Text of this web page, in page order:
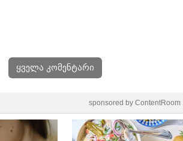
ყველა კომენტარი
sponsored by ContentRoom